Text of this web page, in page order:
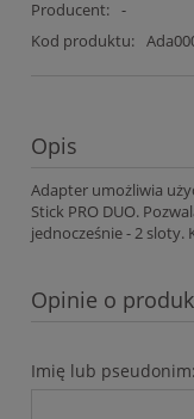
Producent: -
Kod produktu:
Opis
Adapter umożliwia
Stick PRO DUO.
jednocześnie - 2 sloty.
Opinie o
Imię lub pseudonim: